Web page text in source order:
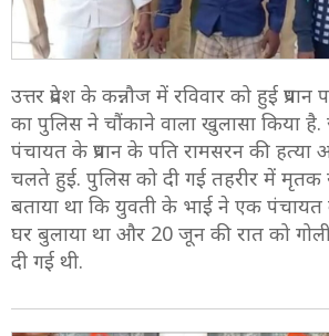
उत्तर प्रदेश के कन्नौज में रविवार को हुई
का पुलिस ने चौंकाने वाला खुलासा किया है.
पंचायत के प्रधान के पति रामसरन की
चलते हुई. पुलिस को दी गई तहरीर में मृतक
बताया था कि युवती के भाई ने एक
घर बुलाया था और 20 जून की रात को
दी गई थी.